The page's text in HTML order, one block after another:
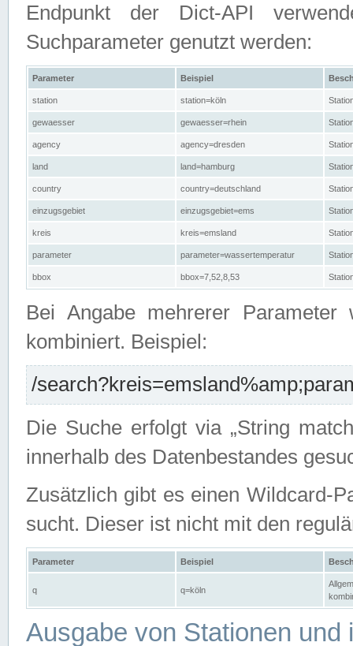
Endpunkt der Dict-API
Suchparameter genutzt werden:
Parameter Beispiel
station station=köln
gewaesser gewaesser=rhein
agency agency=dresden
land land=hamburg
country country=deutschland
einzugsgebiet einzugsgebiet=ems
kreis kreis=emsland
parameter parameter=wassertemperatur
bbox bbox=7,52,8,53
Bei Angabe mehrerer Parameter
kombiniert. Beispiel:
/
Die Suche erfolgt via „String
innerhalb des Datenbestandes
Zusätzlich gibt es einen Wildcard-
sucht. Dieser ist nicht mit den
Parameter Beispiel
q q=köln
Ausgabe von Stationen und